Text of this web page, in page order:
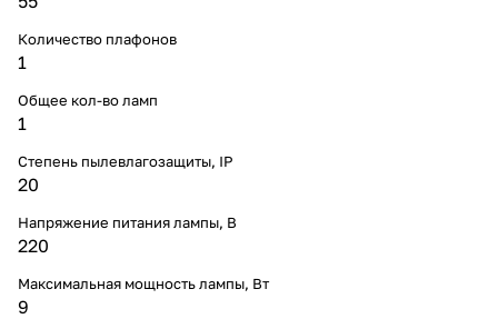
Количество плафонов
1
Общее кол-во ламп
1
Степень пылевлагозащиты, IP
20
Напряжение питания лампы, В
220
Максимальная мощность лампы, Вт
9